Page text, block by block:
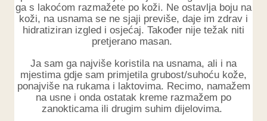
ga s lakoćom razmažete po koži. Ne ostavlja boju na
koži, na usnama se ne sjaji previše, daje im zdrav i
hidratiziran izgled i osjećaj. Također nije težak niti
pretjerano masan.
Ja sam ga najviše koristila na usnama, ali i na
mjestima gdje sam primjetila grubost/suhoću kože,
ponajviše na rukama i laktovima. Recimo, namažem
na usne i onda ostatak kreme razmažem po
zanokticama ili drugim suhim dijelovima.